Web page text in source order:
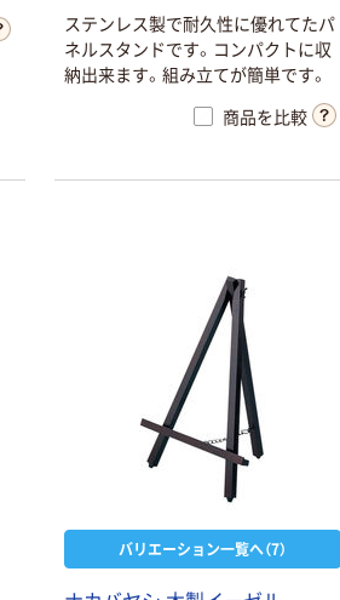
ステンレス製で耐久性に優れてたパ
ネルスタンドです。コンパクトに収
納出来ます。組み立てが簡単です。
商品を比較
バリエーション一覧へ（7）